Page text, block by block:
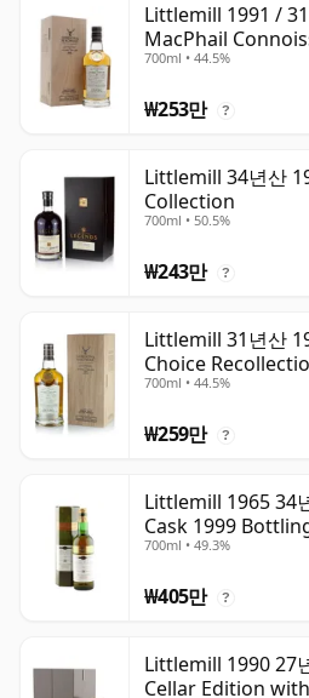
Littlemill 1991 /
MacPhail
700ml • 44.5%
₩253만 ?
Littlemill 34년산
Collection
700ml • 50.5%
₩243만 ?
Littlemill 31년산
Choice
700ml • 44.5%
₩259만 ?
Littlemill 1965 34
Cask 1999
700ml • 49.3%
₩405만 ?
Littlemill 1990 27
Cellar Edition